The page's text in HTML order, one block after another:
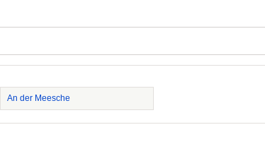
An der Meesche